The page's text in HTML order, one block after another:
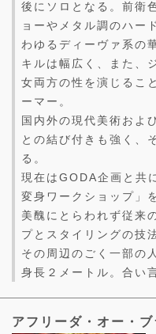
後にソロとなる。前衛
ョーやメタル調のハー
わゆるディーヴァ系の
キルは幅広く、また、
女両方の性を演じるこ
ーマー。
国内外の現代美術およ
との結び付きも強く、
る。
現在はGODA企画と共
変身ワークショップ」
美醜にとらわれず従来
プとスタイリングの技
その周辺のごく一部の
身長２メートル。合い
アフリーダ・オー・